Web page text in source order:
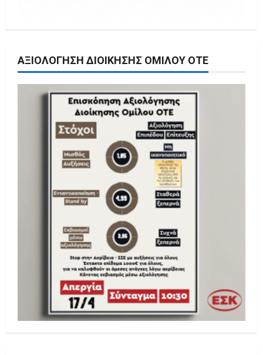
ΑΞΙΟΛΌΓΗΣΗ ΔΙΟΊΚΗΣΗΣ ΟΜΊΛΟΥ ΟΤΕ